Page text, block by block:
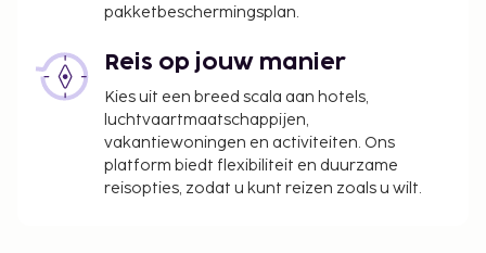
pakketbeschermingsplan.
Reis op jouw manier
Kies uit een breed scala aan hotels,
luchtvaartmaatschappijen,
vakantiewoningen en activiteiten. Ons
platform biedt flexibiliteit en duurzame
reisopties, zodat u kunt reizen zoals u wilt.